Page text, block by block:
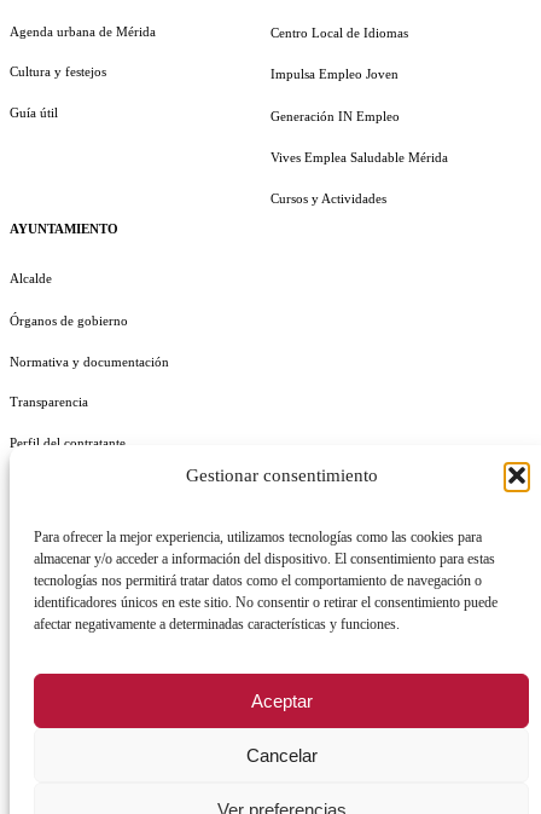
Gestionar consentimiento
Para ofrecer la mejor experiencia, utilizamos tecnologías como las cookies para
almacenar y/o acceder a información del dispositivo. El consentimiento para estas
tecnologías nos permitirá tratar datos como el comportamiento de navegación o
identificadores únicos en este sitio. No consentir o retirar el consentimiento puede
afectar negativamente a determinadas características y funciones.
Aceptar
Cancelar
Ver preferencias
Agenda urbana de Mérida
Cultura y festejos
Guía útil
AYUNTAMIENTO
Alcalde
Órganos de gobierno
Normativa y documentación
Transparencia
Perfil del contratante
Centro Local de Idiomas
Impulsa Empleo Joven
Generación IN Empleo
Vives Emplea Saludable Mérida
Cursos y Actividades
REGISTRO DE ACTIVIDADES DE TRATAMIENTO